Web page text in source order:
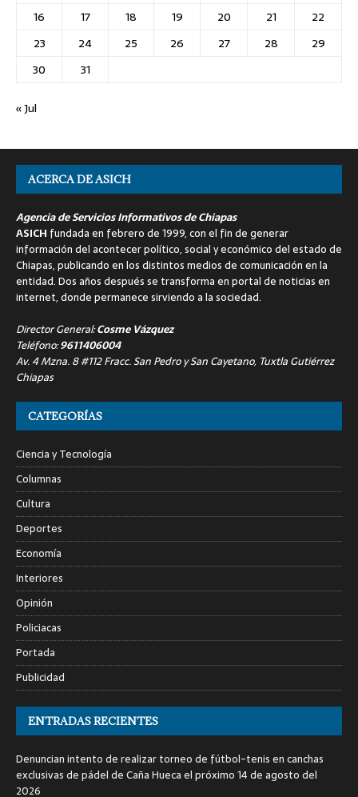
16
17 18 19 20 21
22
23
24 25 26 27 28
29
30
31
« Jul
ACERCA DE ASICH
Agencia de Servicios Informativos de Chiapas
ASICH fundada en febrero de 1999, con el fin de generar
información del acontecer político, social y económico del estado de
Chiapas, publicando en los distintos medios de comunicación en la
entidad. Dos años después se transforma en portal de noticias en
internet, donde permanece sirviendo a la sociedad.
Director General:Cosme Vázquez
Teléfono:9611406004
Av. 4 Mzna. 8 #112 Fracc. San Pedro y San Cayetano, Tuxtla Gutiérrez
Chiapas
CATEGORÍAS
Ciencia y Tecnología
Columnas
Cultura
Deportes
Economía
Interiores
Opinión
Policiacas
Portada
Publicidad
ENTRADAS RECIENTES
Denuncian intento de realizar torneo de fútbol-tenis en canchas
exclusivas de pádel de Caña Hueca el próximo 14 de agosto del
2026